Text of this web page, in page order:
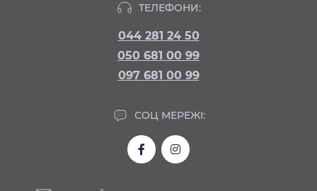
ТЕЛЕФОНИ:
044 281 24 50
050 681 00 99
097 681 00 99
СОЦ МЕРЕЖІ: